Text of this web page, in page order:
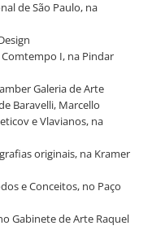
de São Paulo, na
Comtempo I, na Pindar
Galeria de Arte
Baravelli, Marcello
e Vlavianos, na
originais, na Kramer
e Conceitos, no Paço
Gabinete de Arte Raquel